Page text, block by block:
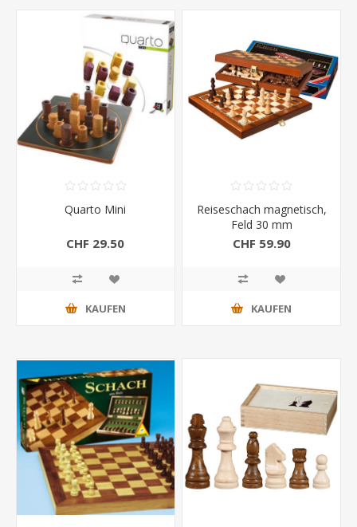
Quarto Mini
CHF 29.50
KAUFEN
Reiseschach magnetisch,
Feld 30 mm
CHF 59.90
KAUFEN